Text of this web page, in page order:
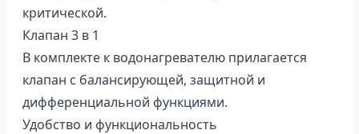
критической.
Клапан 3 в 1
В комплекте к водонагревателю прилагается
клапан с балансирующей, защитной и
дифференциальной функциями.
Удобство и функциональность